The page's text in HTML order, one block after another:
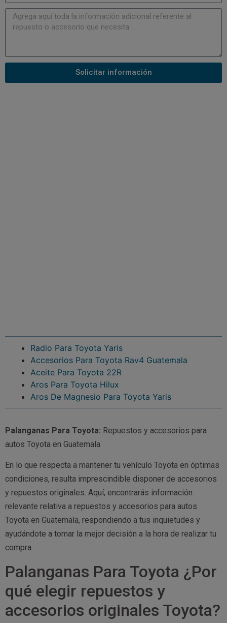
Solicitar información
Radio Para Toyota Yaris
Accesorios Para Toyota Rav4 Guatemala
Aceite Para Toyota 22R
Aros Para Toyota Hilux
Aros De Magnesio Para Toyota Yaris
Palanganas Para Toyota: Repuestos y accesorios para
autos Toyota en Guatemala
En lo que respecta a mantener tu vehículo Toyota en óptimas
condiciones, resulta imprescindible disponer de accesorios
y repuestos originales. Aquí, encontrarás información
relevante relativa a repuestos y accesorios para autos
Toyota en Guatemala, respondiendo a tus inquietudes y
ayudándote a tomar la mejor decisión a la hora de realizar tu
compra.
Palanganas Para Toyota ¿Por
qué elegir repuestos y
accesorios originales Toyota?